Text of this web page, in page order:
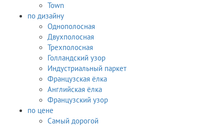
Town
по дизайну
Однополосная
Двухполосная
Трехполосная
Голландский узор
Индустриальный паркет
Французская ёлка
Английская ёлка
Французский узор
по цене
Самый дорогой